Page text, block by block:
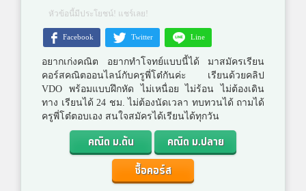
หัวข้อนี้มีประโยชน์! แชร์เลย!
Facebook Twitter Line
อยากเก่งคณิต อยากทำโจทย์แบบนี้ได้ มาสมัครเรียน
คอร์สคณิตออนไลน์กับครูพี่โต๋กันค่ะ เรียนด้วยคลิป
VDO พร้อมแบบฝึกหัด ไม่เหนื่อย ไม่ร้อน ไม่ต้องเดิน
ทาง เรียนได้ 24 ชม. ไม่ต้องนัดเวลา ทบทวนได้ ถามได้
ครูพี่โต๋ตอบเอง สนใจสมัครได้เรียนได้ทุกวัน
คณิต ม.ต้น
คณิต ม.ปลาย
ซื้อคอร์ส